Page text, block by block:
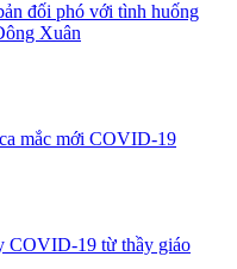
đối phó với tình huống
Xuân
mắc mới COVID-19
COVID-19 từ thầy giáo